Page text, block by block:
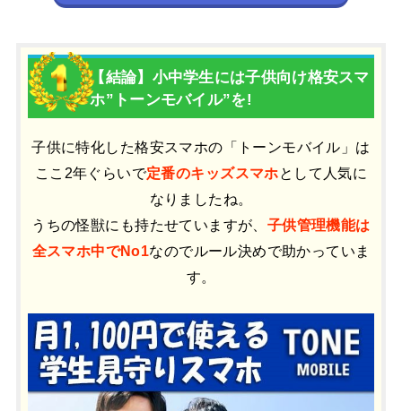
【結論】小中学生には子供向け格安スマ
ホ”トーンモバイル”を!
子供に特化した格安スマホの「トーンモバイル」は
ここ2年ぐらいで定番のキッズスマホとして人気に
なりましたね。
うちの怪獣にも持たせていますが、 子供管理機能は
全スマホ中でNo1なのでルール決めで助かっていま
す。